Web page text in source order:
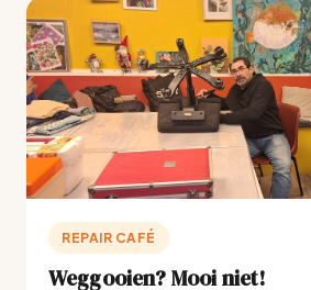
REPAIR CAFÉ
Weggooien? Mooi niet!